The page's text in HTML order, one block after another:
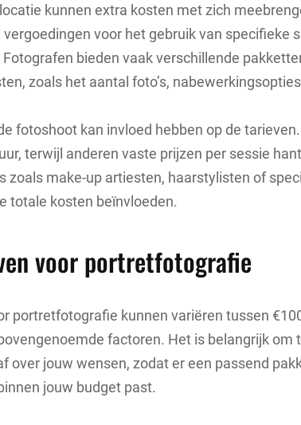
kunnen extra kosten met zich
voor het gebruik van specifieke
Fotografen bieden vaak verschillende
zoals het aantal foto’s,
fotoshoot kan invloed hebben op de
terwijl anderen vaste prijzen per sessie
zoals make-up artiesten, haarstylisten of
totale kosten beïnvloeden.
voor portretfotografie
portretfotografie kunnen variëren tussen
factoren. Het is belangrijk om
over jouw wensen, zodat er een passend
jouw budget past.